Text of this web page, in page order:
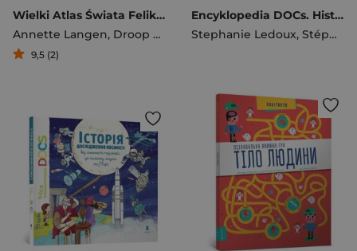
Wielki Atlas Świata Feliksa
Annette Langen, Droop Constanza
9,5 (2)
Encyklopedia DOCs. Historia transportu w.ukraińska
Stephanie Ledoux, Stéphane Frattini